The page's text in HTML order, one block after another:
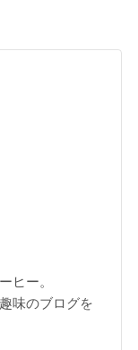
ヒー。
味のブログを